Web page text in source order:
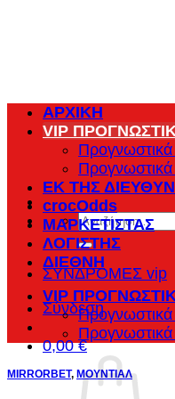
Αναζήτηση
για:
ΣΥΝΔΡΟΜΕΣ vip
Σύνδεση
0,00€
ΑΡΧΙΚΗ
VIP
ΕΚ ΤΗΣ
crocOdds
ΜΑΡΚΕΤΙΣΤΑΣ
ΛΟΓΙΣΤΗΣ
ΔΙΕΘΝΗ
VIP
MIRRORBET, ΜΟΥΝΤΙΑΛ